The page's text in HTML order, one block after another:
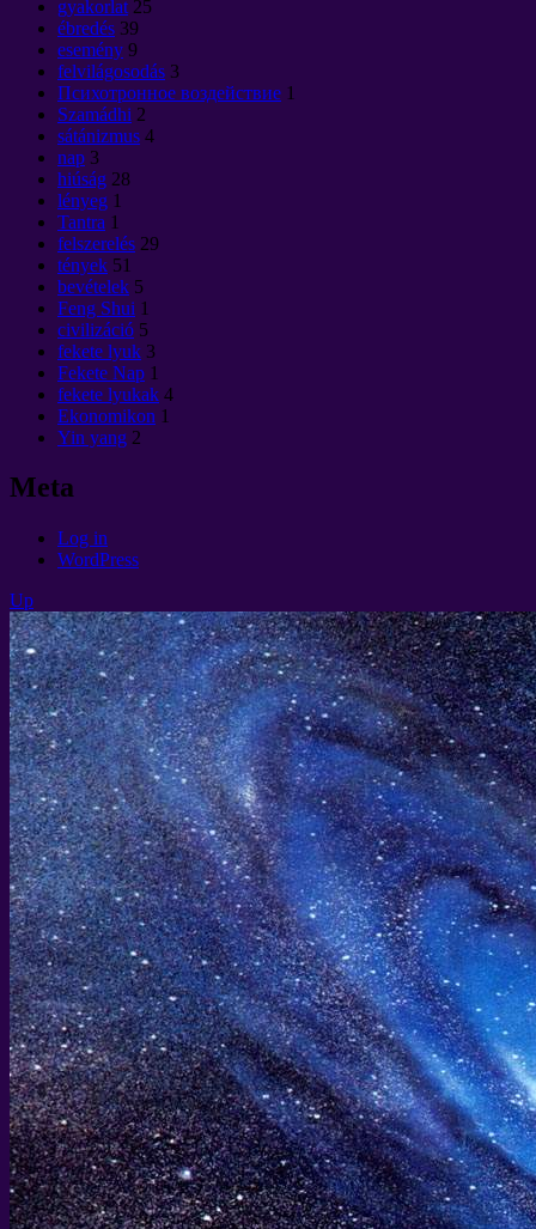
gyakorlat 25
ébredés 39
esemény 9
felvilágosodás 3
Психотронное воздействие 1
Szamádhi 2
sátánizmus 4
nap 3
hiúság 28
lényeg 1
Tantra 1
felszerelés 29
tények 51
bevételek 5
Feng Shui 1
civilizáció 5
fekete lyuk 3
Fekete Nap 1
fekete lyukak 4
Ekonomikon 1
Yin yang 2
Meta
Log in
WordPress
Up